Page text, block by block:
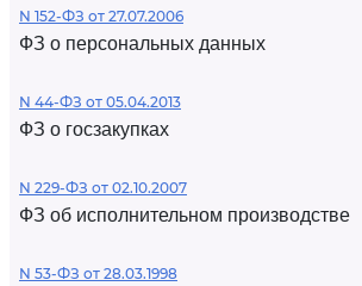
N 152-ФЗ от 27.07.2006
ФЗ о персональных данных
N 44-ФЗ от 05.04.2013
ФЗ о госзакупках
N 229-ФЗ от 02.10.2007
ФЗ об исполнительном производстве
N 53-ФЗ от 28.03.1998